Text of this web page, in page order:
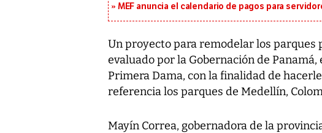
MEF anuncia el calendario de pagos para
Un proyecto para remodelar los parques
evaluado por la Gobernación de
Primera Dama, con la finalidad de
referencia los parques de Medellín,
Mayín Correa, gobernadora de la